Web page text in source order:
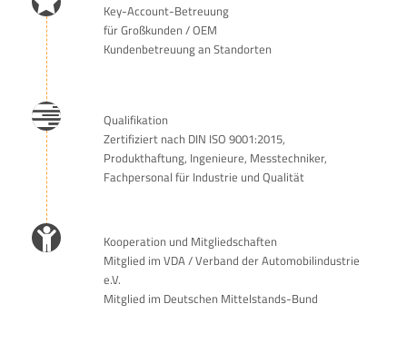
Key-Account-Betreuung
für Großkunden / OEM
Kundenbetreuung an Standorten‚
Qualifikation
Zertifiziert nach DIN ISO 9001:2015,
Produkthaftung, Ingenieure, Messtechniker,
Fachpersonal für Industrie und Qualität
Kooperation und Mitgliedschaften
Mitglied im VDA / Verband der Automobilindustrie
e.V.
Mitglied im Deutschen Mittelstands-Bund